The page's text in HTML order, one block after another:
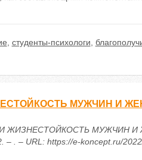
студенты-психологи
МУЖЧИН И
ЖИЗНЕСТОЙКОСТЬ МУЖЧИН И
. – URL: https://e-koncept.ru/